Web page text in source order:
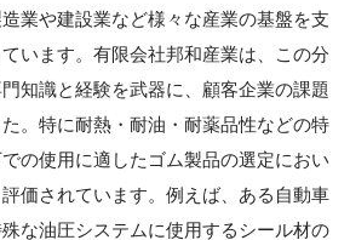
業や建設業など様々な産業の基盤を支
います。有限会社邦和産業は、この分
知識と経験を武器に、顧客企業の課題
。特に耐熱・耐油・耐薬品性などの特
の使用に適したゴム製品の選定におい
価されています。例えば、ある自動車
な油圧システムに使用するシール材の